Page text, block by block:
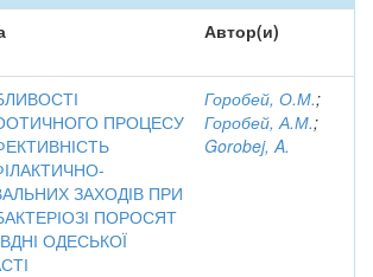
Автор(и)
ПРОЦЕСУ
ЗАХОДІВ ПРИ
ПОРОСЯТ
ОДЕСЬКОЇ
Горобей, О.М.;
Горобей, А.М.;
Gorobej, A.